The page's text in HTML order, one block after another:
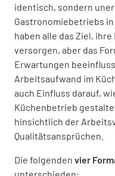
identisch, sondern
Gastronomiebetriebs
haben alle das Ziel,
versorgen, aber das
Erwartungen
Arbeitsaufwand im
auch Einfluss darauf,
Küchenbetrieb
hinsichtlich der
Qualitätsansprüchen.
Die folgenden vier
unterschieden: